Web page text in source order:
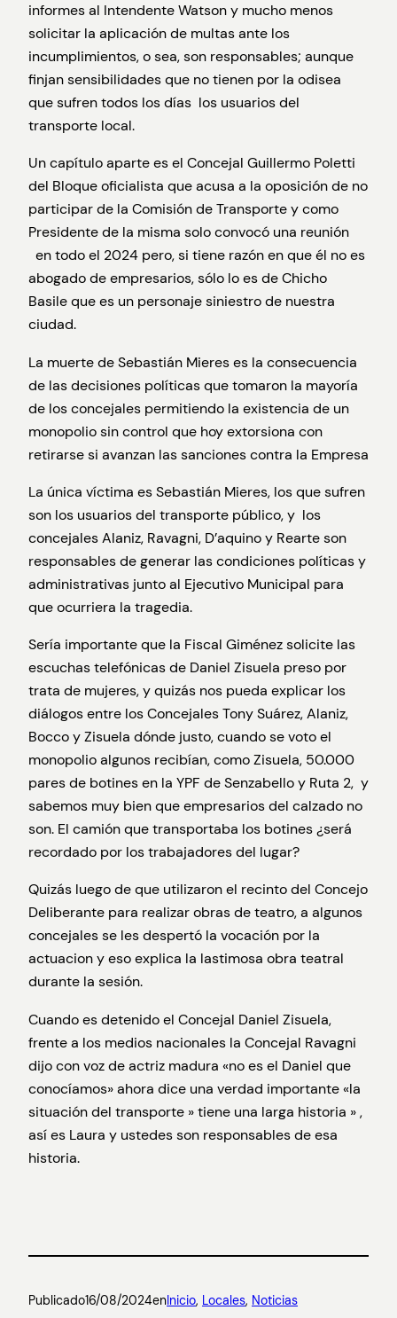
informes al Intendente Watson y mucho menos
solicitar la aplicación de multas ante los
incumplimientos, o sea, son responsables; aunque
finjan sensibilidades que no tienen por la odisea
que sufren todos los días los usuarios del
transporte local.
Un capítulo aparte es el Concejal Guillermo Poletti
del Bloque oficialista que acusa a la oposición de no
participar de la Comisión de Transporte y como
Presidente de la misma solo convocó una reunión
en todo el 2024 pero, si tiene razón en que él no es
abogado de empresarios, sólo lo es de Chicho
Basile que es un personaje siniestro de nuestra
ciudad.
La muerte de Sebastián Mieres es la consecuencia
de las decisiones políticas que tomaron la mayoría
de los concejales permitiendo la existencia de un
monopolio sin control que hoy extorsiona con
retirarse si avanzan las sanciones contra la Empresa
La única víctima es Sebastián Mieres, los que sufren
son los usuarios del transporte público, y los
concejales Alaniz, Ravagni, D’aquino y Rearte son
responsables de generar las condiciones políticas y
administrativas junto al Ejecutivo Municipal para
que ocurriera la tragedia.
Sería importante que la Fiscal Giménez solicite las
escuchas telefónicas de Daniel Zisuela preso por
trata de mujeres, y quizás nos pueda explicar los
diálogos entre los Concejales Tony Suárez, Alaniz,
Bocco y Zisuela dónde justo, cuando se voto el
monopolio algunos recibían, como Zisuela, 50.000
pares de botines en la YPF de Senzabello y Ruta 2, y
sabemos muy bien que empresarios del calzado no
son. El camión que transportaba los botines ¿será
recordado por los trabajadores del lugar?
Quizás luego de que utilizaron el recinto del Concejo
Deliberante para realizar obras de teatro, a algunos
concejales se les despertó la vocación por la
actuacion y eso explica la lastimosa obra teatral
durante la sesión.
Cuando es detenido el Concejal Daniel Zisuela,
frente a los medios nacionales la Concejal Ravagni
dijo con voz de actriz madura «no es el Daniel que
conocíamos» ahora dice una verdad importante «la
situación del transporte » tiene una larga historia » ,
así es Laura y ustedes son responsables de esa
historia.
Publicado16/08/2024enInicio, Locales, Noticias